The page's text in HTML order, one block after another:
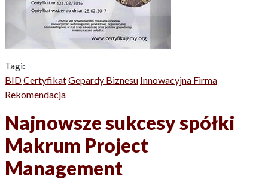
Tagi:
BIDCertyfikatGepardy Biznesu Innowacyjna Firma
Rekomendacja
Najnowsze sukcesy spółki
Makrum Project
Management